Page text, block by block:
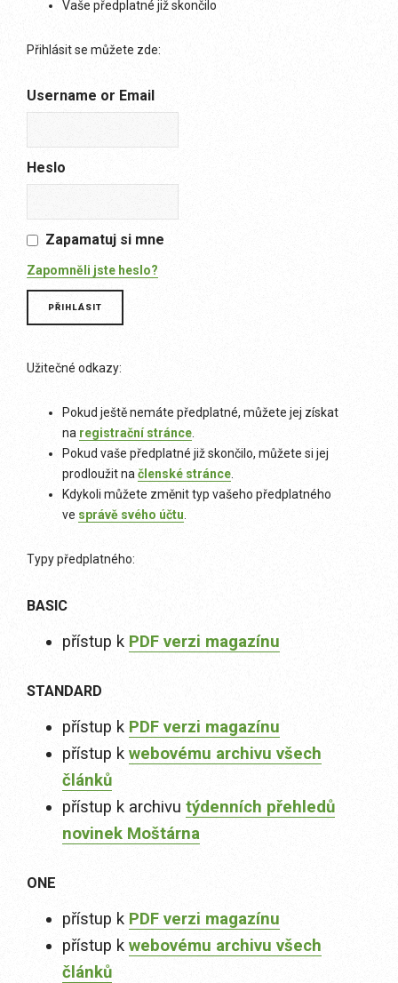
Vaše předplatné již skončilo
Přihlásit se můžete zde:
Username or Email
Heslo
Zapamatuj si mne
Zapomněli jste heslo?
Užitečné odkazy:
Pokud ještě nemáte předplatné, můžete jej získat
na registrační stránce
Pokud vaše předplatné již skončilo, můžete si jej
prodloužit na členské stránce
Kdykoli můžete změnit typ vašeho předplatného
ve správě svého účtu
Typy předplatného:
BASIC
přístup k PDF verzi magazínu
STANDARD
přístup k PDF verzi magazínu
přístup k webovému archivu všech
článků
přístup k archivu týdenních přehledů
novinek Moštárna
ONE
přístup k PDF verzi magazínu
přístup k webovému archivu všech
článků